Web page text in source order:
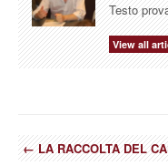
Testo
View all
←LA RACCOLTA DEL